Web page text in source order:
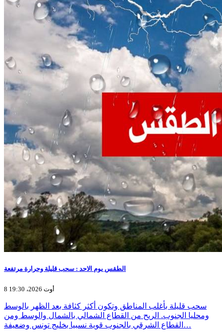
الطقس يوم الاحد : سحب قليلة وحرارة مرتفعة
8 أوت 2026، 19:30
سحب قليلة بأغلب المناطق وتكون أكثر كثافة بعد الظهر بالوسط
ومحليا الجنوب. الريح من القطاع الشمالي بالشمال والوسط ومن
القطاع الشرقي بالجنوب قوية نسبيا بخليج تونس وضعيفة…